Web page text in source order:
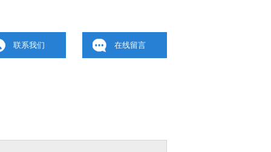
联系我们 在线留言